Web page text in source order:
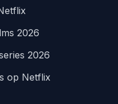
2026
2026
op Netflix